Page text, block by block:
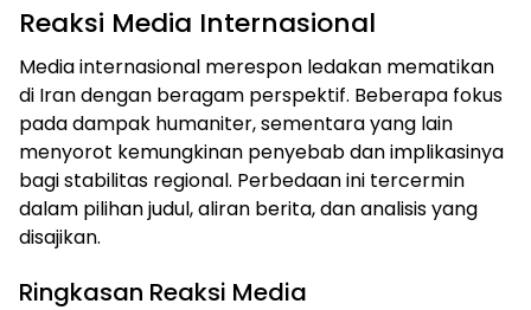
Reaksi Media Internasional
Media internasional merespon ledakan mematikan
di Iran dengan beragam perspektif. Beberapa fokus
pada dampak humaniter, sementara yang lain
menyorot kemungkinan penyebab dan implikasinya
bagi stabilitas regional. Perbedaan ini tercermin
dalam pilihan judul, aliran berita, dan analisis yang
disajikan.
Ringkasan Reaksi Media